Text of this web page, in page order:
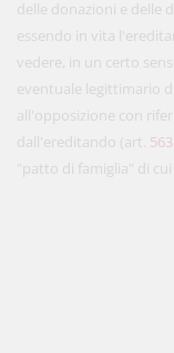
delle donazioni e delle
essendo in vita
vedere, in un certo
eventuale legittimario
all'opposizione con
dall'ereditando (art. 563
"patto di famiglia" di cui